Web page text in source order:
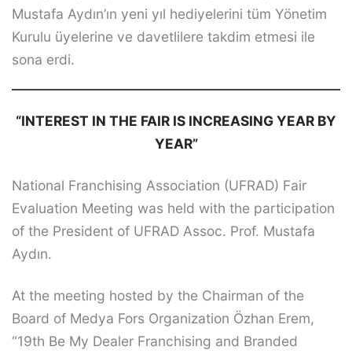
Mustafa Aydın’ın yeni yıl hediyelerini tüm Yönetim
Kurulu üyelerine ve davetlilere takdim etmesi ile
sona erdi.
“INTEREST IN THE FAIR IS INCREASING YEAR BY
YEAR”
National Franchising Association (UFRAD) Fair
Evaluation Meeting was held with the participation
of the President of UFRAD Assoc. Prof. Mustafa
Aydın.
At the meeting hosted by the Chairman of the
Board of Medya Fors Organization Özhan Erem,
“19th Be My Dealer Franchising and Branded